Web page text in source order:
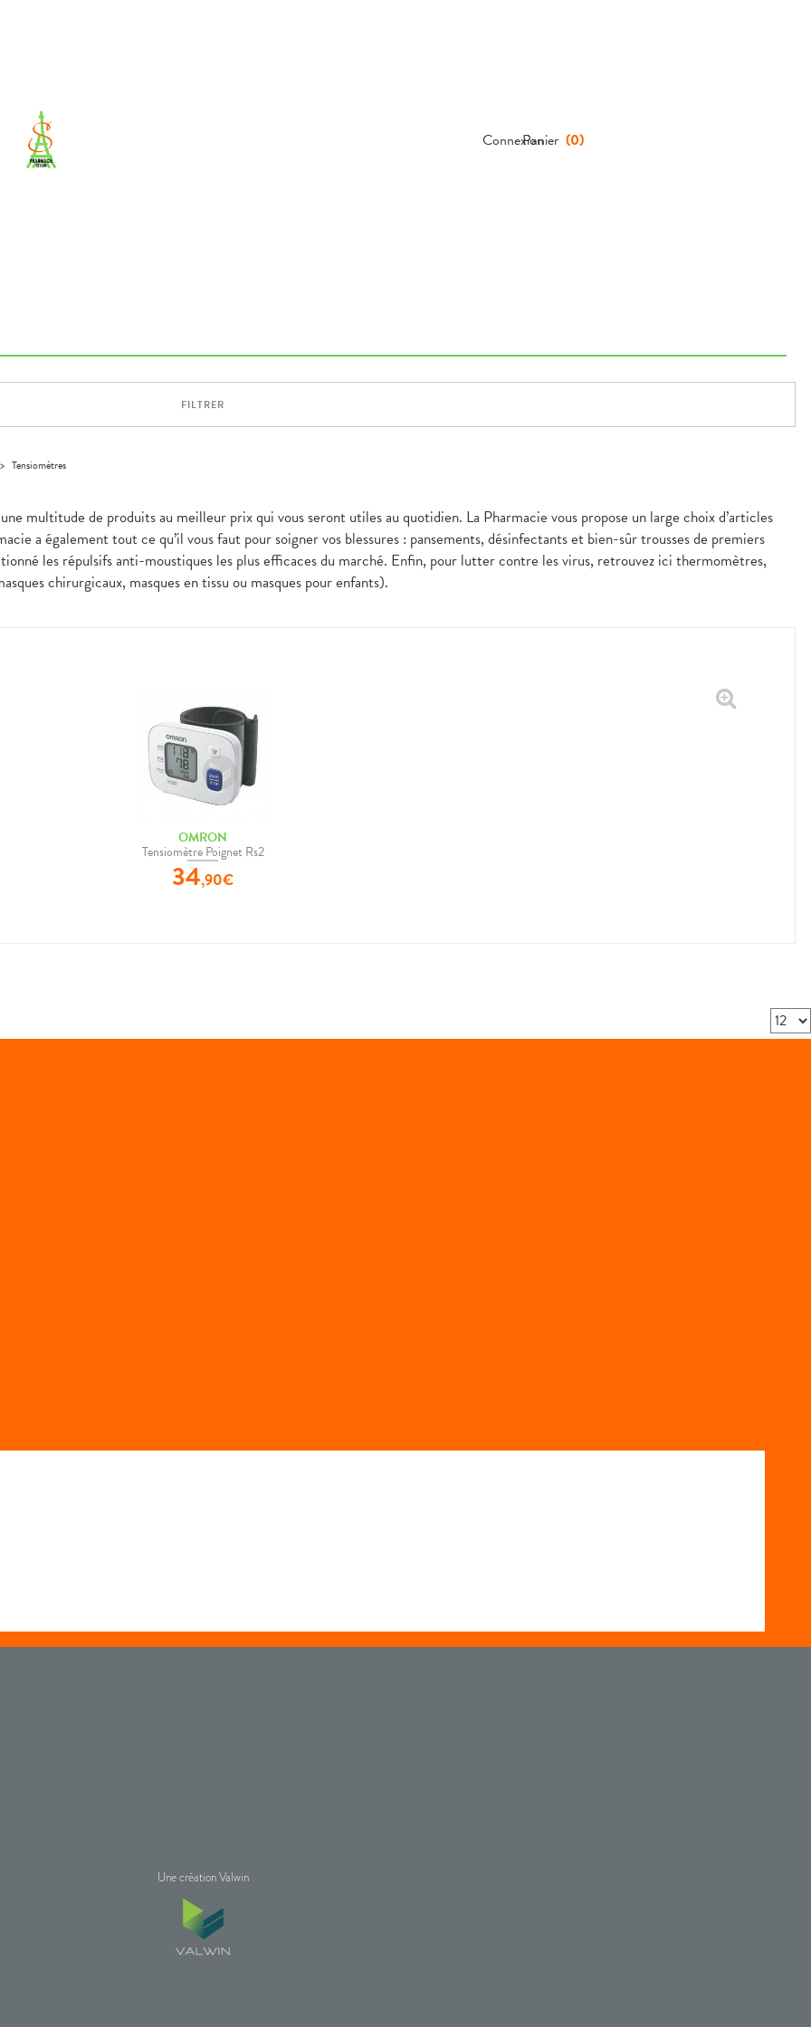
Connexion
Panier (0)
FILTRER
Tensiomètres
multitude de produits au meilleur prix qui vous seront utiles au quotidien. La Pharmacie vous propose un large choix d’articles
a également tout ce qu’il vous faut pour soigner vos blessures : pansements, désinfectants et bien-sûr trousses de premiers
les répulsifs anti-moustiques les plus efficaces du marché. Enfin, pour lutter contre les virus, retrouvez ici thermomètres,
chirurgicaux, masques en tissu ou masques pour enfants).
OMRON
Tensiomètre Poignet Rs2
34,90€
Une création Valwin